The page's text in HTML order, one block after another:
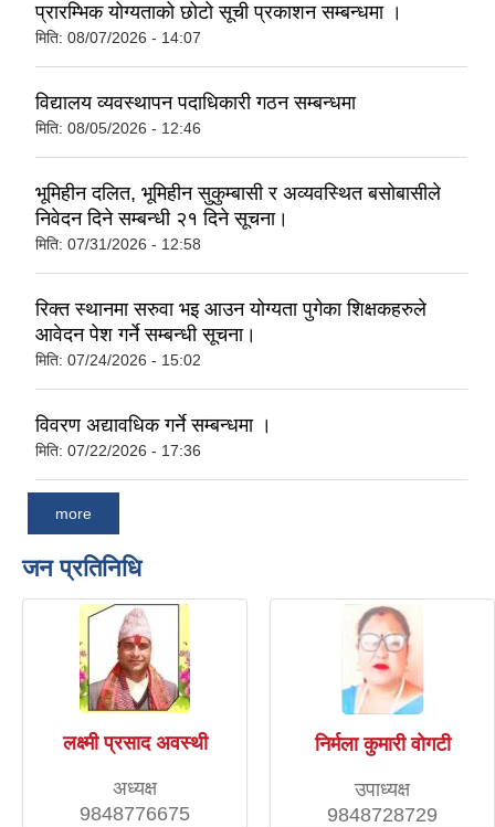
प्रारम्भिक योग्यताको छोटो सूची प्रकाशन सम्बन्धमा ।
मिति: 08/07/2026 - 14:07
विद्यालय व्यवस्थापन पदाधिकारी गठन सम्बन्धमा
मिति: 08/05/2026 - 12:46
भूमिहीन दलित, भूमिहीन सुकुम्बासी र अव्यवस्थित बसोबासीले
निवेदन दिने सम्बन्धी २१ दिने सूचना।
मिति: 07/31/2026 - 12:58
रिक्त स्थानमा सरुवा भइ आउन योग्यता पुगेका शिक्षकहरुले
आवेदन पेश गर्ने सम्बन्धी सूचना।
मिति: 07/24/2026 - 15:02
विवरण अद्यावधिक गर्ने सम्बन्धमा ।
मिति: 07/22/2026 - 17:36
more
जन प्रतिनिधि
लक्ष्मी प्रसाद अवस्थी
अध्यक्ष
9848776675
निर्मला कुमारी वाेगटी
उपाध्यक्ष
9848728729